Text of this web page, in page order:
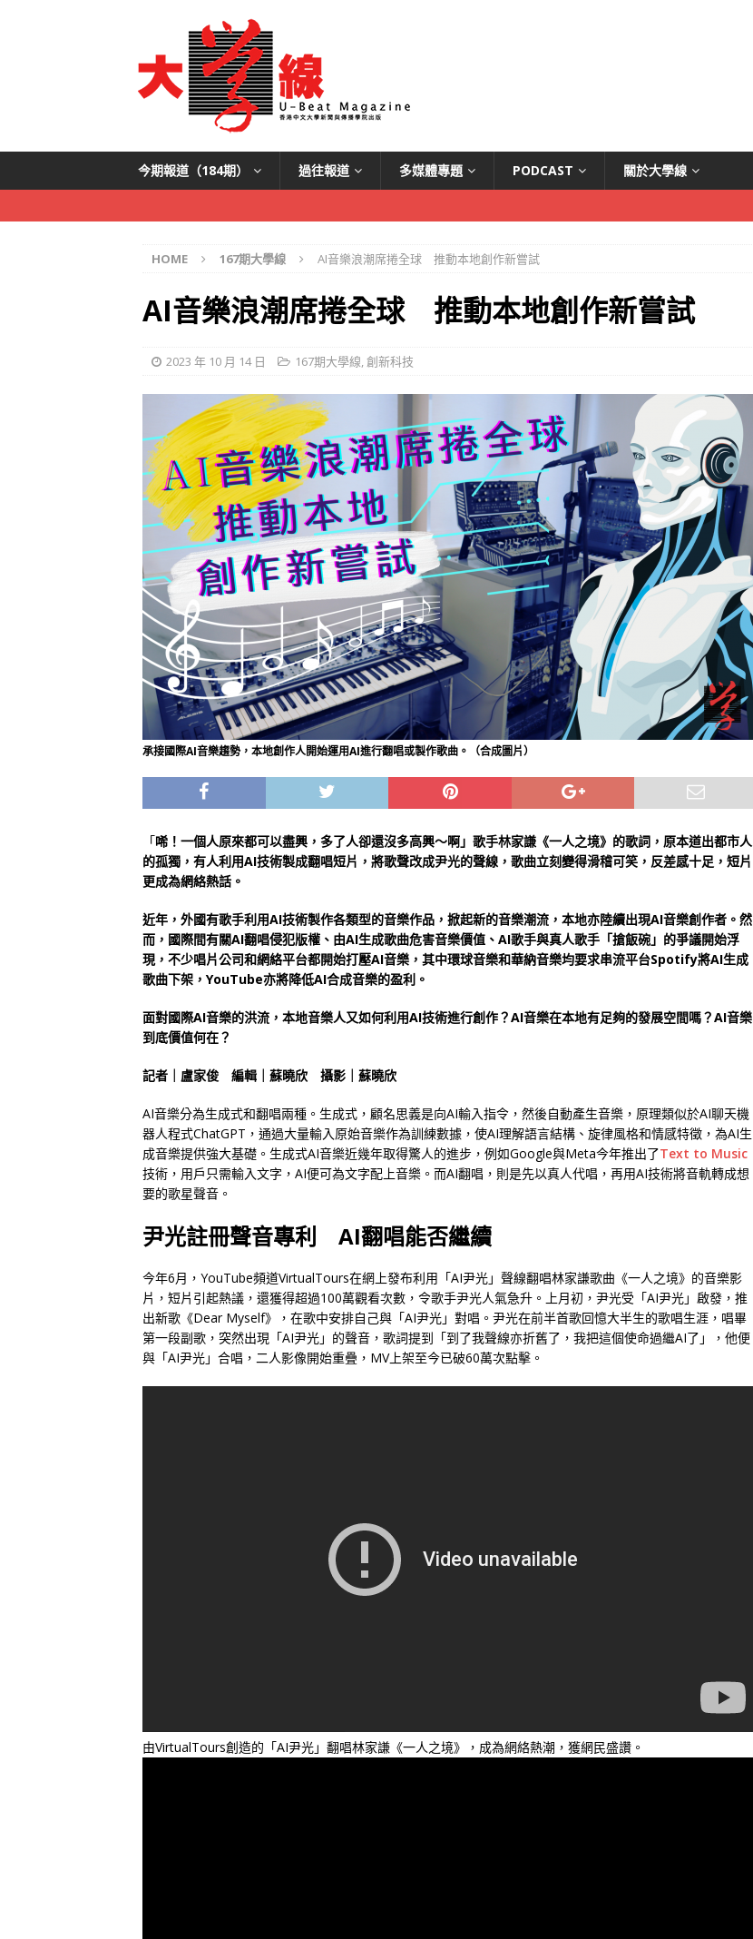
今期報道（184期） 過往報道 多媒體專題 PODCAST 關於大學線
HOME 167期大學線 AI音樂浪潮席捲全球 推動本地創作新嘗試
AI音樂浪潮席捲全球 推動本地創作新嘗試
2023 年 10 月 14 日 167期大學線,創新科技
承接國際AI音樂趨勢，本地創作人開始運用AI進行翻唱或製作歌曲。（合成圖片）
「唏！一個人原來都可以盡興，多了人卻還沒多高興～啊」歌手林家謙《一人之境》的歌詞，原本道出都市人
的孤獨，有人利用AI技術製成翻唱短片，將歌聲改成尹光的聲線，歌曲立刻變得滑稽可笑，反差感十足，短片
更成為網絡熱話。
近年，外國有歌手利用AI技術製作各類型的音樂作品，掀起新的音樂潮流，本地亦陸續出現AI音樂創作者。然
而，國際間有關AI翻唱侵犯版權、由AI生成歌曲危害音樂價值、AI歌手與真人歌手「搶飯碗」的爭議開始浮
現，不少唱片公司和網絡平台都開始打壓AI音樂，其中環球音樂和華納音樂均要求串流平台Spotify將AI生成
歌曲下架，YouTube亦將降低AI合成音樂的盈利。
面對國際AI音樂的洪流，本地音樂人又如何利用AI技術進行創作？AI音樂在本地有足夠的發展空間嗎？AI音樂
到底價值何在？
記者｜盧家俊 編輯｜蘇曉欣 攝影｜蘇曉欣
AI音樂分為生成式和翻唱兩種。生成式，顧名思義是向AI輸入指令，然後自動產生音樂，原理類似於AI聊天機
器人程式ChatGPT，通過大量輸入原始音樂作為訓練數據，使AI理解語言結構、旋律風格和情感特徵，為AI生
成音樂提供強大基礎。生成式AI音樂近幾年取得驚人的進步，例如Google與Meta今年推出了Text to Music
技術，用戶只需輸入文字，AI便可為文字配上音樂。而AI翻唱，則是先以真人代唱，再用AI技術將音軌轉成想
要的歌星聲音。
尹光註冊聲音專利 AI翻唱能否繼續
今年6月，YouTube頻道VirtualTours在網上發布利用「AI尹光」聲線翻唱林家謙歌曲《一人之境》的音樂影
片，短片引起熱議，還獲得超過100萬觀看次數，令歌手尹光人氣急升。上月初，尹光受「AI尹光」啟發，推
出新歌《Dear Myself》，在歌中安排自己與「AI尹光」對唱。尹光在前半首歌回憶大半生的歌唱生涯，唱畢
第一段副歌，突然出現「AI尹光」的聲音，歌詞提到「到了我聲線亦折舊了，我把這個使命過繼AI了」，他便
與「AI尹光」合唱，二人影像開始重疊，MV上架至今已破60萬次點擊。
由VirtualTours創造的「AI尹光」翻唱林家謙《一人之境》，成為網絡熱潮，獲網民盛讚。